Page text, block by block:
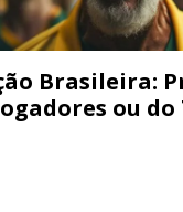
Brasileira:
ou do